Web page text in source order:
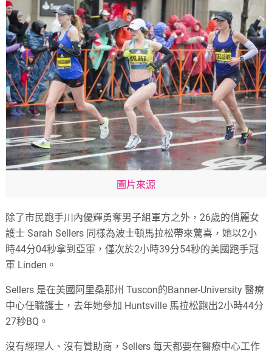
圖片來源
除了市民跑手川內優輝勇奪男子組軍方之外，26歲的俏麗女
護士 Sarah Sellers 同樣為波士頓馬拉松帶來驚喜，她以2小
時44分04秒拿到亞軍，僅次於2小時39分54秒的美國跑手冠
軍 Linden。
Sellers 是在美國阿里桑那州 Tuscon的Banner-University 醫療
中心任職護士，去年她參加 Huntsville 馬拉松跑出2小時44分
27秒BQ。
沒有經理人、沒有贊助商，Sellers 每天都要在醫療中心工作